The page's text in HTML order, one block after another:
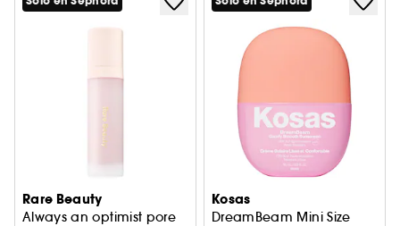
Rare Beauty
Always an optimist pore
Kosas
DreamBeam Mini Size